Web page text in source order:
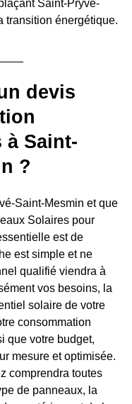
Saint-Pryvé-
transition énergétique.
devis
à Saint-
?
Saint-Mesmin et que
Solaires pour
est de
est simple et ne
qualifié viendra à
vos besoins, la
solaire de votre
consommation
que votre budget,
mesure et optimisée.
comprendra toutes
de panneaux, la